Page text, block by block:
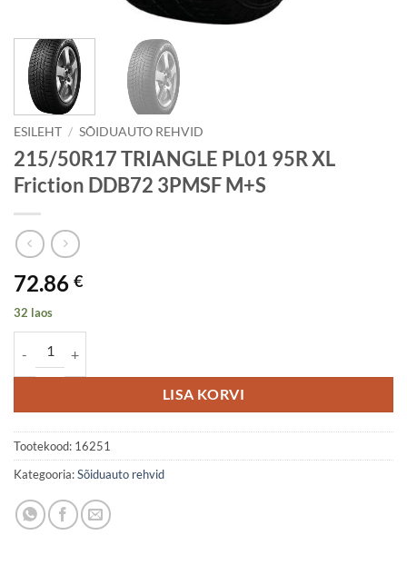
ESILEHT / SÕIDUAUTO REHVID
215/50R17 TRIANGLE PL01 95R XL
Friction DDB72 3PMSF M+S
72.86 €
32 laos
LISA KORVI
Tootekood: 16251
Kategooria:Sõiduauto rehvid